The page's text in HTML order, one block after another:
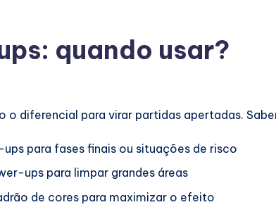
quando usar?
o diferencial para virar partidas apertadas.
para fases finais ou situações de risco
ups para limpar grandes áreas
de cores para maximizar o efeito